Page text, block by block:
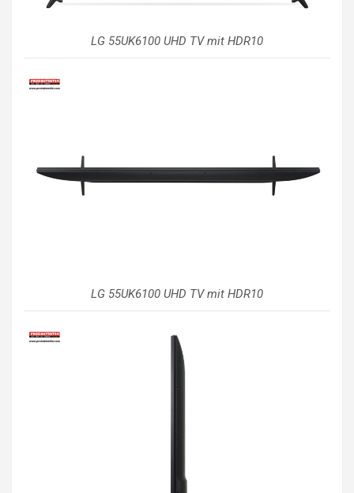
LG 55UK6100 UHD TV mit HDR10
LG 55UK6100 UHD TV mit HDR10